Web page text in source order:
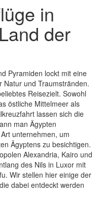
in
der
Pyramiden lockt mit eine
Natur und Traumstränden.
Reisezielt. Sowohl
östliche Mittelmeer als
lassen sich die
man Ägypten
unternehmen, um
Ägyptens zu besichtigen.
Alexandria, Kairo und
des Nils in Luxor mit
Wir stellen hier einige der
dabei entdeckt werden